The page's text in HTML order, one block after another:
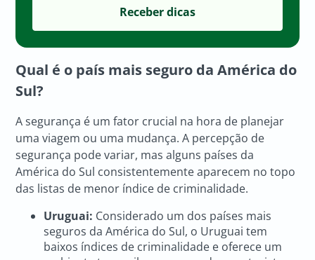
Qual é o país mais seguro da América do
Sul?
A segurança é um fator crucial na hora de planejar
uma viagem ou uma mudança. A percepção de
segurança pode variar, mas alguns países da
América do Sul consistentemente aparecem no topo
das listas de menor índice de criminalidade.
Uruguai: Considerado um dos países mais
seguros da América do Sul, o Uruguai tem
baixos índices de criminalidade e oferece um